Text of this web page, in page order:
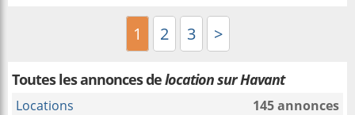
1 2 3 >
Toutes les annonces delocation sur Havant
Locations
145 annonces